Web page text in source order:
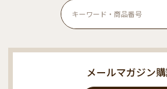
メールマガジン